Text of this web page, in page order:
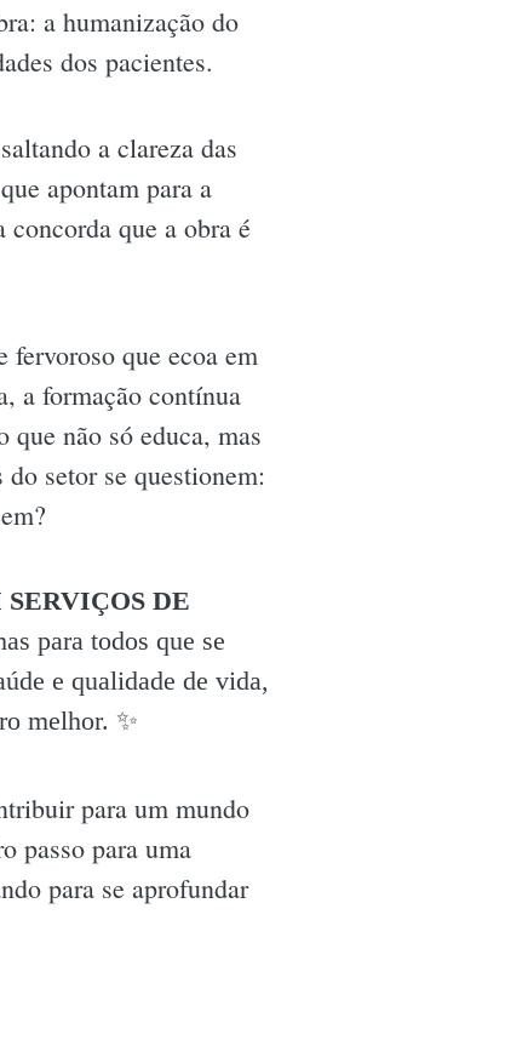
a humanização do
dos pacientes.
a clareza das
apontam para a
que a obra é
fervoroso que ecoa em
a formação contínua
que não só educa, mas
setor se questionem:
DE
para todos que se
e qualidade de vida,
melhor. ✨️
para um mundo
passo para uma
para se aprofundar